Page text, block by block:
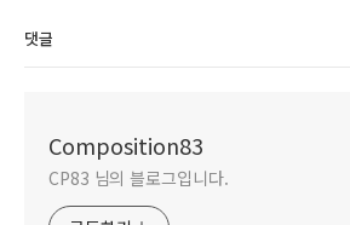
댓글
Composition83
CP83 님의 블로그입니다.